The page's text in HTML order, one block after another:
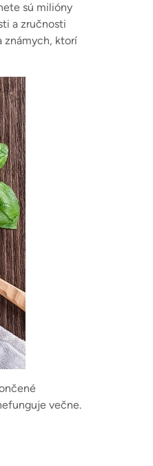
sú milióny
a zručnosti
známych, ktorí
večne.